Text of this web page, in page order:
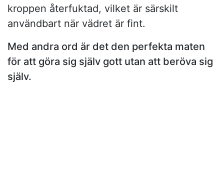
kroppen återfuktad, vilket är särskilt
användbart när vädret är fint.
Med andra ord är det den perfekta maten
för att göra sig själv gott utan att beröva sig
själv.